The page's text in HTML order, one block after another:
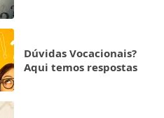
Dúvidas Vocacionais?
Aqui temos respostas